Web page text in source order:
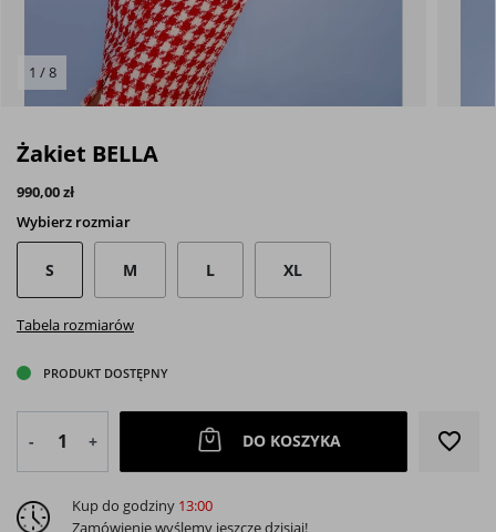
1 / 8
Żakiet BELLA
990,00 zł
Wybierz rozmiar
S M L XL
Tabela rozmiarów
PRODUKT DOSTĘPNY
- + DO KOSZYKA favorite_border
Kup do godziny 13:00
Zamówienie wyślemy jeszcze dzisiaj!